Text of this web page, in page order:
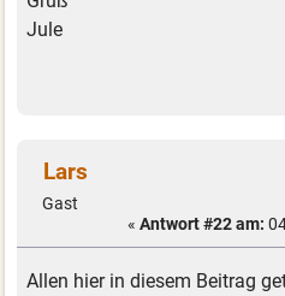
Jule
Lars
Gast
« Antwort #22 am:
Allen hier in diesem Beitrag